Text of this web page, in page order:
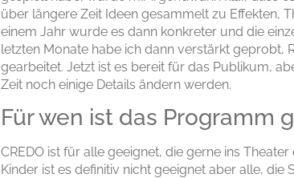
über längere Zeit Ideen gesammelt zu Effekten,
einem Jahr wurde es dann konkreter und die
letzten Monate habe ich dann verstärkt geprobt,
gearbeitet. Jetzt ist es bereit für das Publikum,
Zeit noch einige Details ändern werden.
Für wen ist das Programm
CREDO ist für alle geeignet, die gerne ins
Kinder ist es definitiv nicht geeignet aber alle,